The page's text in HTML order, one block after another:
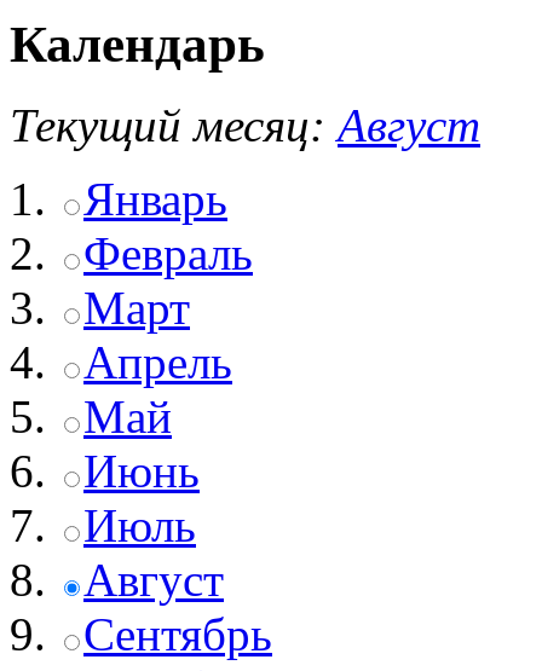
Календарь
Текущий месяц: Август
Январь
Февраль
Март
Апрель
Май
Июнь
Июль
Август
Сентябрь